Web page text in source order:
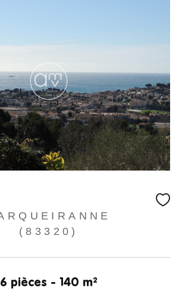
(83320)
6 pièces - 140 m²